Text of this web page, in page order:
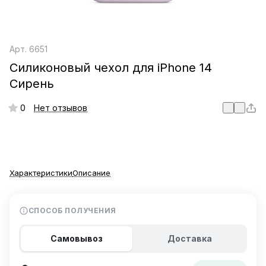
Арт. 6651
Силиконовый чехол для iPhone 14
Сирень
0 Нет отзывов
ХарактеристикиОписание
СПОСОБ ПОЛУЧЕНИЯ
Самовывоз Доставка